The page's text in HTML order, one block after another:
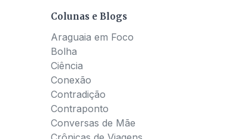
Colunas e Blogs
Araguaia em Foco
Bolha
Ciência
Conexão
Contradição
Contraponto
Conversas de Mãe